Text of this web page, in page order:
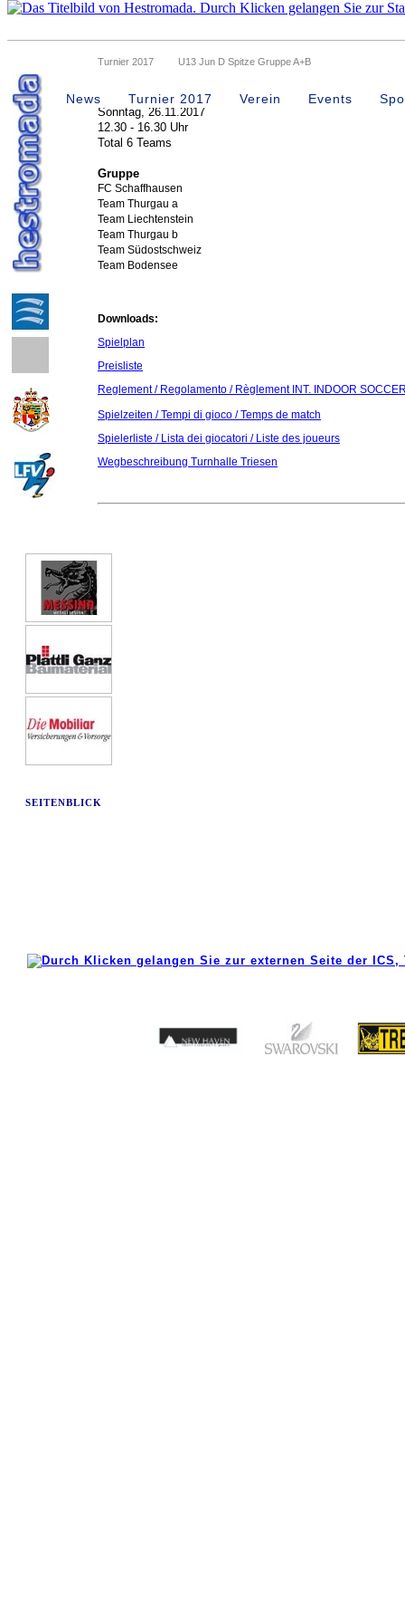
News Turnier 2017 Verein Events
Turnier 2017 U13 Jun D Spitze Gruppe A+B
U13 Jun. D Spitze
Sonntag, 26.11.2017
12.30 - 16.30 Uhr
Total 6 Teams
Gruppe
FC Schaffhausen
Team Thurgau a
Team Liechtenstein
Team Thurgau b
Team Südostschweiz
Team Bodensee
Downloads:
Spielplan
Preisliste
Reglement / Regolamento / Règlement INT. INDOOR
Spielzeiten / Tempi di gioco / Temps de match
Spielerliste / Lista dei giocatori / Liste des joueurs
Wegbeschreibung Turnhalle Triesen
SEITENBLICK